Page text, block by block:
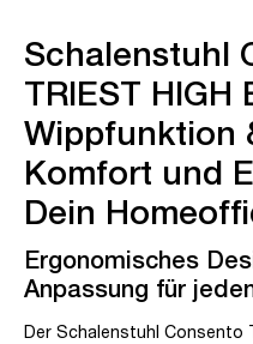
Schalenstuhl
TRIEST HIGH
Wippfunktion
Komfort und
Dein
Ergonomisches
Anpassung für
Der Schalenstuhl Consento